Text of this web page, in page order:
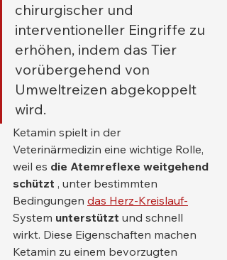
chirurgischer und
interventioneller Eingriffe zu
erhöhen, indem das Tier
vorübergehend von
Umweltreizen abgekoppelt
wird.
Ketamin spielt in der
Veterinärmedizin eine wichtige Rolle,
weil es die Atemreflexe weitgehend
schützt , unter bestimmten
Bedingungen das Herz-Kreislauf-
System unterstützt und schnell
wirkt. Diese Eigenschaften machen
Ketamin zu einem bevorzugten